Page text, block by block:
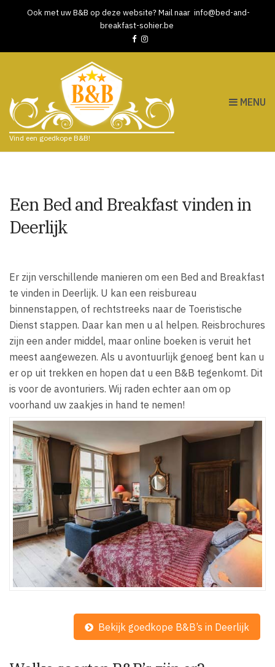
Ook met uw B&B op deze website? Mail naar info@bed-and-
breakfast-sohier.be
Vind een goedkope B&B!
MENU
Een Bed and Breakfast vinden in
Deerlijk
Er zijn verschillende manieren om een Bed and Breakfast
te vinden in Deerlijk. U kan een reisbureau
binnenstappen, of rechtstreeks naar de Toeristische
Dienst stappen. Daar kan men u al helpen. Reisbrochures
zijn een ander middel, maar online boeken is veruit het
meest aangewezen. Als u avontuurlijk genoeg bent kan u
er op uit trekken en hopen dat u een B&B tegenkomt. Dit
is voor de avonturiers. Wij raden echter aan om op
voorhand uw zaakjes in hand te nemen!
Bekijk goedkope B&B’s in Deerlijk